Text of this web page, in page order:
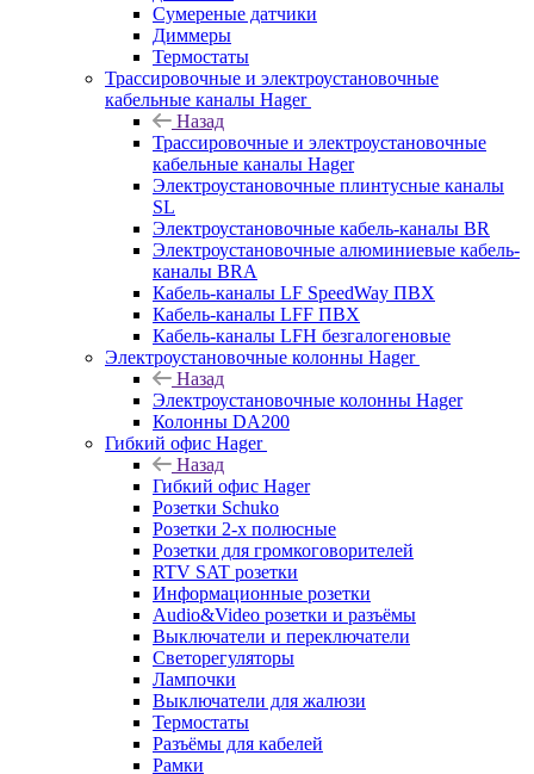
Сумереные датчики
Диммеры
Термостаты
Трассировочные и электроустановочные
кабельные каналы Hager
Назад
Трассировочные и электроустановочные
кабельные каналы Hager
Электроустановочные плинтусные каналы
SL
Электроустановочные кабель-каналы BR
Электроустановочные алюминиевые кабель-
каналы BRA
Кабель-каналы LF SpeedWay ПВХ
Кабель-каналы LFF ПВХ
Кабель-каналы LFH безгалогеновые
Электроустановочные колонны Hager
Назад
Электроустановочные колонны Hager
Колонны DA200
Гибкий офис Hager
Назад
Гибкий офис Hager
Розетки Schuko
Розетки 2-х полюсные
Розетки для громкоговорителей
RTV SAT розетки
Информационные розетки
Audio&Video розетки и разъёмы
Выключатели и переключатели
Светорегуляторы
Лампочки
Выключатели для жалюзи
Термостаты
Разъёмы для кабелей
Рамки